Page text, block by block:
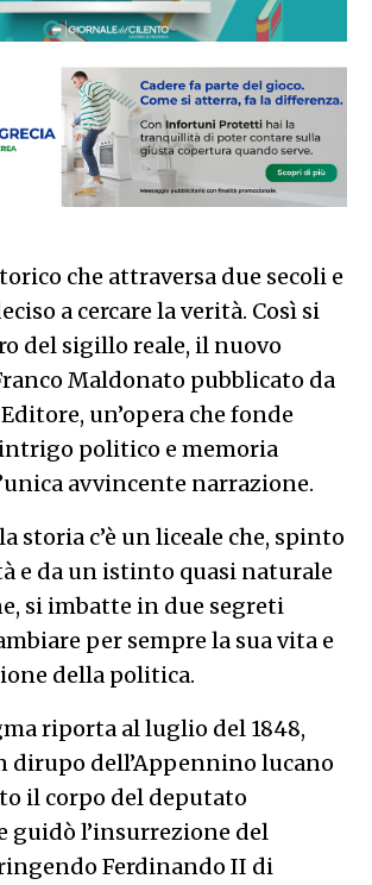
che attraversa due secoli e
a cercare la verità. Così si
del sigillo reale, il nuovo
Maldonato pubblicato da
un’opera che fonde
politico e memoria
avvincente narrazione.
storia c’è un liceale che, spinto
e da un istinto quasi naturale
si imbatte in due segreti
per sempre la sua vita e
della politica.
riporta al luglio del 1848,
dirupo dell’Appennino lucano
il corpo del deputato
guidò l’insurrezione del
Ferdinando II di